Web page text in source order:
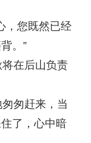
，您既然已经
。”
在后山负责
匆赶来，当
了，心中暗